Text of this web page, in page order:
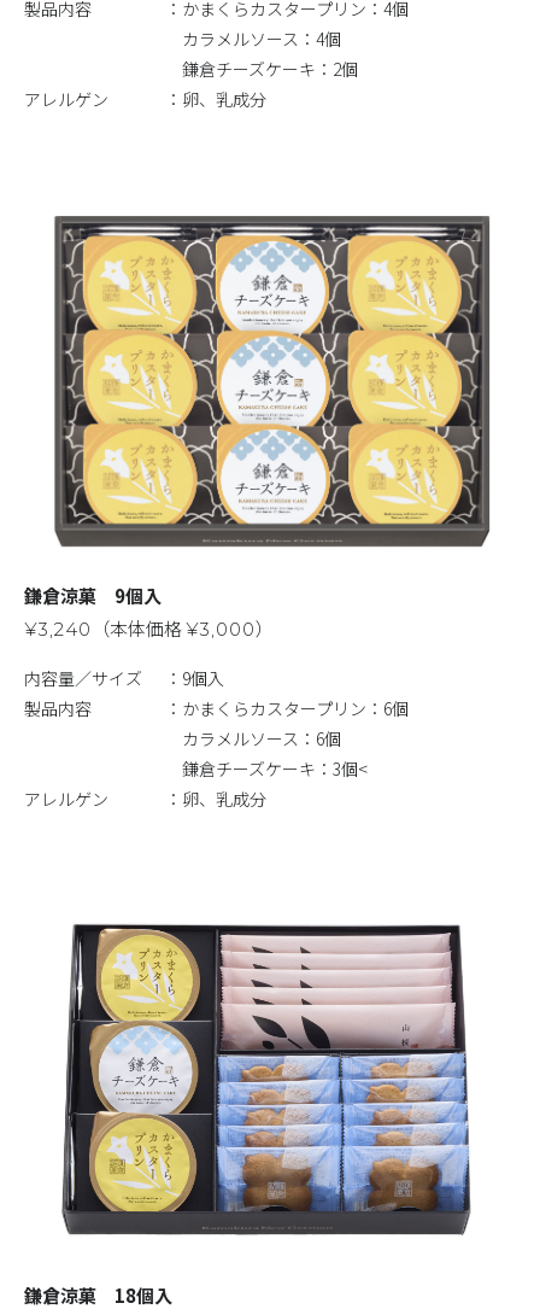
製品内容
かまくらカスタープリン：4個
カラメルソース：4個
鎌倉チーズケーキ：2個
アレルゲン
卵、乳成分
鎌倉涼菓 9個入
¥3,240 （本体価格¥3,000）
内容量／サイズ
9個入
製品内容
かまくらカスタープリン：6個
カラメルソース：6個
鎌倉チーズケーキ：3個<
アレルゲン
卵、乳成分
鎌倉涼菓 18個入